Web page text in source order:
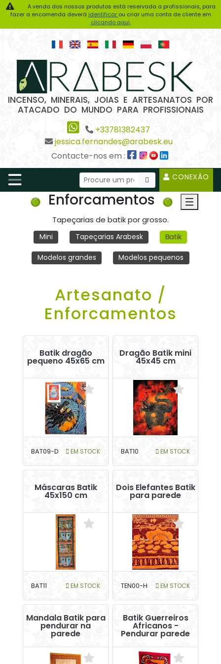
A venda dos nossos produtos está reservada a profissionais, para
fazer a encomenda deverá identificar ou criar uma conta de cliente em
clicando aqui.
INCENSO, MINERAIS, JOIAS E ARTESANATOS POR
ATACADO DO MUNDO PARA PROFISSIONAIS
+33781382437
jessica.fernandes@arabesk.eu
Contacte-nos em :
CONEXÃO
Enforcamentos
Tapeçarias de batik por grosso.
Mini Tapeçarias Arabesk Batik
Modelos grandes Modelos pequenos
Artesanato /
Enforcamentos
Batik dragão
pequeno 45x65 cm
BAT09-D EM STOCK
Dragão Batik mini
45x45 cm
BAT10 EM STOCK
Máscaras Batik
45x150 cm
BAT11 EM STOCK
Dois Elefantes Batik
para parede
TEN00-H EM STOCK
Mandala Batik para
pendurar na
parede
Batik Guerreiros
Africanos -
Pendurar parede